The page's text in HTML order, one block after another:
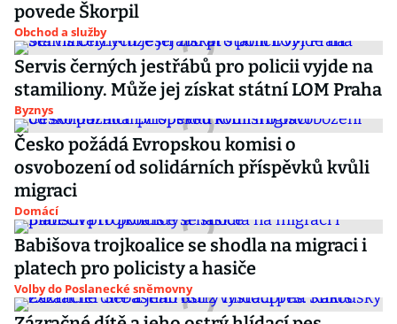
povede Škorpil
Obchod a služby
Servis černých jestřábů pro policii vyjde na
stamiliony. Může jej získat státní LOM Praha
Byznys
Česko požádá Evropskou komisi o
osvobození od solidárních příspěvků kvůli
migraci
Domácí
Babišova trojkoalice se shodla na migraci i
platech pro policisty a hasiče
Volby do Poslanecké sněmovny